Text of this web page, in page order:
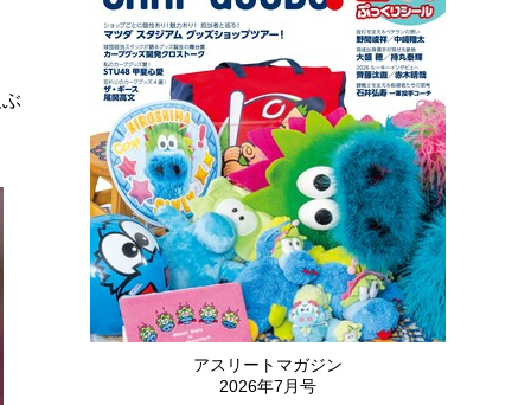
アスリートマガジン
2026年7月号